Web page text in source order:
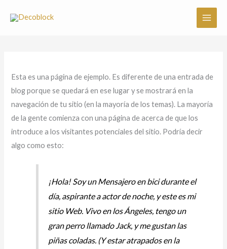
Esta es una página de ejemplo. Es diferente de una entrada de
blog porque se quedará en ese lugar y se mostrará en la
navegación de tu sitio (en la mayoría de los temas). La mayoría
de la gente comienza con una página de acerca de que los
introduce a los visitantes potenciales del sitio. Podría decir
algo como esto:
¡Hola! Soy un Mensajero en bici durante el
día, aspirante a actor de noche, y este es mi
sitio Web. Vivo en los Ángeles, tengo un
gran perro llamado Jack, y me gustan las
piñas coladas. (Y estar atrapados en la